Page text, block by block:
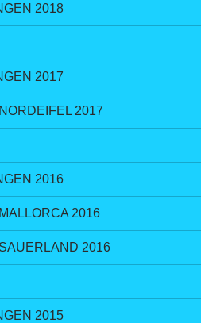
2018
2017
2017
2016
2016
2016
2015